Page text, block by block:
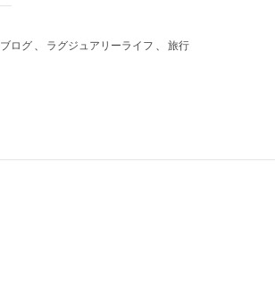
ブログ ラグジュアリーライフ 旅行